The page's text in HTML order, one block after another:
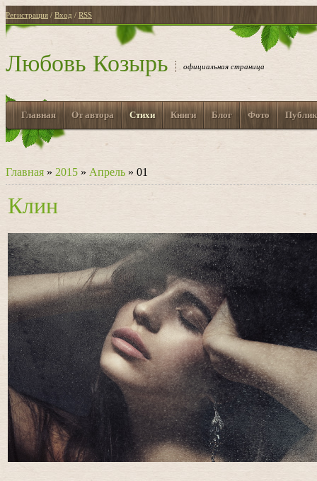
Регистрация / Вход / RSS
Любовь Козырь официальная страница
Главная От автора Стихи Книги Блог Фото
Главная » 2015 » Апрель » 01
Клин